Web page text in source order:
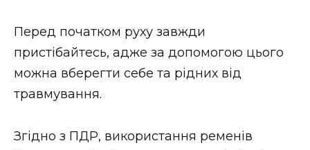
НОВИНИ ЗАХІДНОЇ УКРАЇНИ
ФОТО
ВІДЕО
Перед початком руху завжди
пристібайтесь, адже за допомогою цього
можна вберегти себе та рідних від
травмування.
Згідно з ПДР, використання ременів